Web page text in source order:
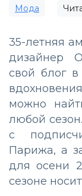
Мода
35-летняя
дизайнер
свой блог в
можно
любой
с
Парижа, а
для осени
сезоне